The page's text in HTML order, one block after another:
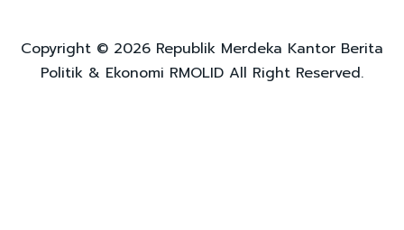
Copyright © 2026 Republik Merdeka Kantor Berita
Politik & Ekonomi RMOLID All Right Reserved.